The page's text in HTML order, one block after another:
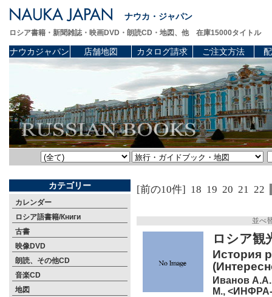
ナウカ・ジャパン
ロシア書籍・新聞雑誌・映画DVD・朗読CD・地図、他 在庫15000タイトル
ナウカジャパン 店舗地図 カタログ請求 ご注文方法
カテゴリー
カレンダー
ロシア語書籍/Книги
古書
映像DVD
朗読、その他CD
音楽CD
地図
[前の10件] 18 19 20 21 22
並べ
ロシア観
История
Иванов А.А.
М., <ИНФРА-